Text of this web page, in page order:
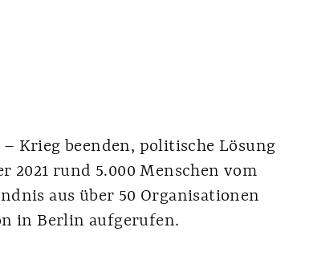
Krieg beenden, politische Lösung
2021 rund 5.000 Menschen vom
aus über 50 Organisationen
in Berlin aufgerufen.